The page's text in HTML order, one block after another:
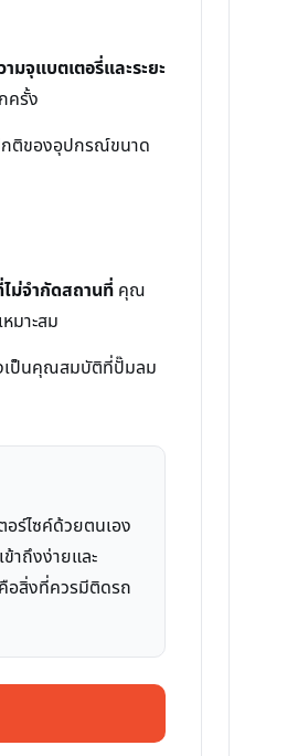
ามจุแบตเตอรี่และระยะ
ครั้ง
กติของอุปกรณ์ขนาด
ไม่จำกัดสถานที่ คุณ
มาะสม
งเป็นคุณสมบัติที่ปั๊มลม
ร์ไซค์ด้วยตนเอง
าถึงง่ายและ
อสิ่งที่ควรมีติดรถ